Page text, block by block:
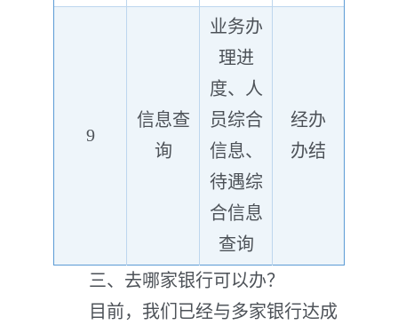
9
信息查
询
业务办
理进
度、人
员综合
信息、
待遇综
合信息
查询
经办
办结
三、去哪家银行可以办？
目前，我们已经与多家银行达成